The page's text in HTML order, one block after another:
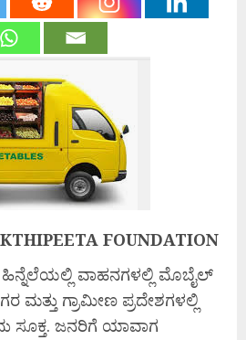
FOUNDATION
ವಾಹನಗಳಲ್ಲಿ ಮೊಬೈಲ್
ಮತ್ತು ಗ್ರಾಮೀಣ ಪ್ರದೇಶಗಳಲ್ಲಿ
ಸೂಕ್ತ. ಜನರಿಗೆ ಯಾವಾಗ